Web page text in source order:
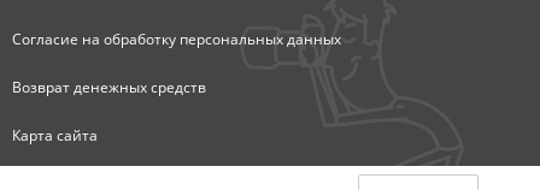
Согласие на обработку персональных данных
Возврат денежных средств
Карта сайта
Центр печати Тольятти: Фотоцентр, Копицентр, Мастерская ручного